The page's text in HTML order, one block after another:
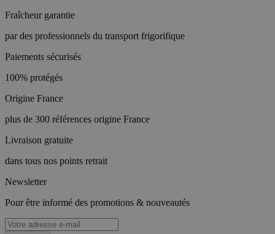
Fraîcheur garantie
par des professionnels du transport frigorifique
Paiements sécurisés
100% protégés
Origine France
plus de 300 références origine France
Livraison gratuite
dans tous nos points retrait
Newsletter
Pour être informé des promotions & nouveautés